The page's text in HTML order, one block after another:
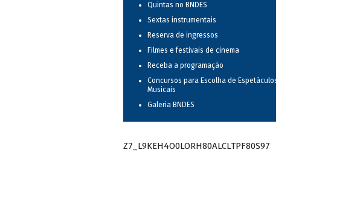
Quintas no BNDES
Sextas instrumentais
Reserva de ingressos
Filmes e festivais de cinema
Receba a programação
Concursos para Escolha de Espetáculos
Musicais
Galeria BNDES
Z7_L9KEH4O0LORH80ALCLTPF80S97